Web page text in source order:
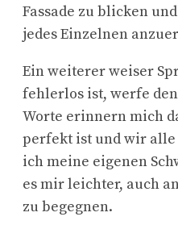
Fassade zu blicken
jedes Einzelnen
Ein weiterer weiser
fehlerlos ist, werfe den
Worte erinnern mich
perfekt ist und wir alle
ich meine eigenen
es mir leichter, auch
zu begegnen.